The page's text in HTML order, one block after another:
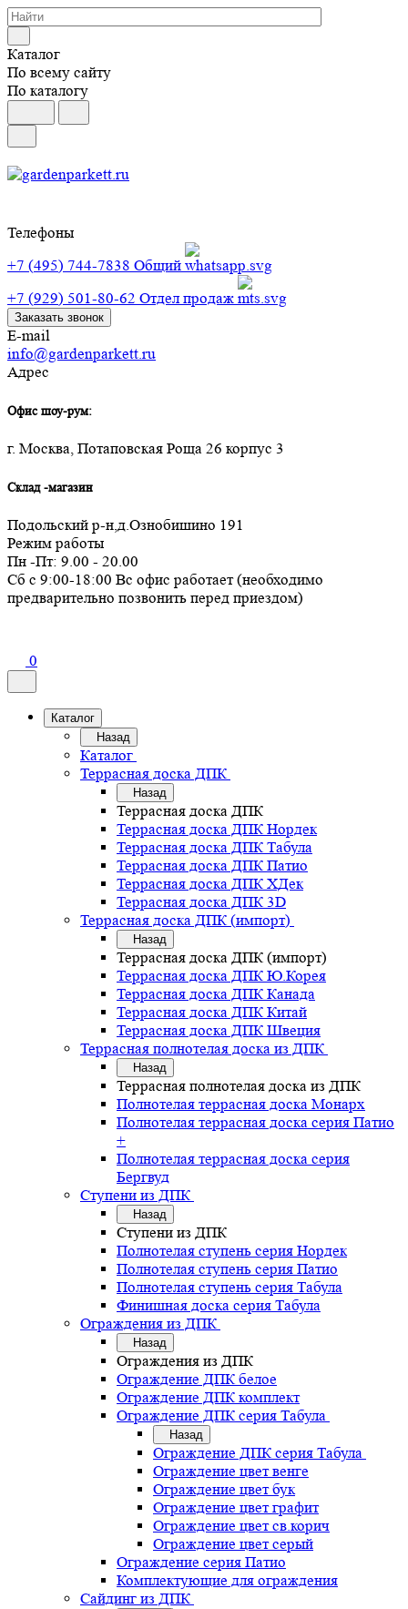
Каталог
По всему сайту
По каталогу
Телефоны
+7 (495) 744-7838 Общий
+7 (929) 501-80-62 Отдел продаж
Заказать звонок
E-mail
info@gardenparkett.ru
Адрес
Офис шоу-рум:
г. Москва, Потаповская Роща 26 корпус 3
Склад -магазин
Подольский р-н,д.Ознобишино 191
Режим работы
Пн -Пт: 9.00 - 20.00
Сб с 9:00-18:00 Вс офис работает (необходимо
предварительно позвонить перед приездом)
0
Каталог
Назад
Каталог
Террасная доска ДПК
Назад
Террасная доска ДПК
Террасная доска ДПК Нордек
Террасная доска ДПК Табула
Террасная доска ДПК Патио
Террасная доска ДПК ХДек
Террасная доска ДПК 3D
Террасная доска ДПК (импорт)
Назад
Террасная доска ДПК (импорт)
Террасная доска ДПК Ю.Корея
Террасная доска ДПК Канада
Террасная доска ДПК Китай
Террасная доска ДПК Швеция
Террасная полнотелая доска из ДПК
Назад
Террасная полнотелая доска из ДПК
Полнотелая террасная доска Монарх
Полнотелая террасная доска серия Патио
+
Полнотелая террасная доска серия
Бергвуд
Ступени из ДПК
Назад
Ступени из ДПК
Полнотелая ступень серия Нордек
Полнотелая ступень серия Патио
Полнотелая ступень серия Табула
Финишная доска серия Табула
Ограждения из ДПК
Назад
Ограждения из ДПК
Ограждение ДПК белое
Ограждение ДПК комплект
Ограждение ДПК серия Табула
Назад
Ограждение ДПК серия Табула
Ограждение цвет венге
Ограждение цвет бук
Ограждение цвет графит
Ограждение цвет св.корич
Ограждение цвет серый
Ограждение серия Патио
Комплектующие для ограждения
Сайдинг из ДПК